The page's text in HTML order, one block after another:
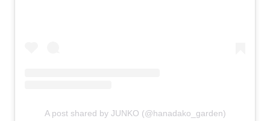
A post shared by JUNKO (@hanadako_garden)